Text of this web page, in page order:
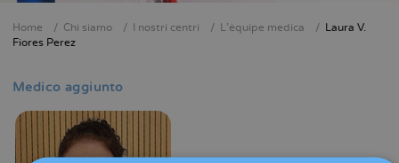
Briciole
pane
Home Chi siamo I nostri centri L'équipe medica
Laura V.
Fiores Perez
Medico aggiunto